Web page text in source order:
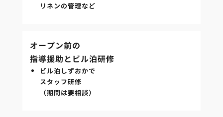
リネンの管理など
オープン前の
指導援助とビル泊研修
ビル泊しずおかで
スタッフ研修
（期間は要相談）